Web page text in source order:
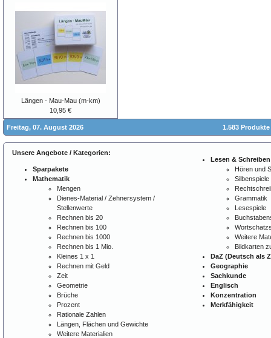
Längen - Mau-Mau (m-km)
10,95 €
Freitag, 07. August 2026 1.583
Unsere Angebote / Kategorien:
Sparpakete
Mathematik
Mengen
Dienes-Material / Zehnersystem /
Stellenwerte
Rechnen bis 20
Rechnen bis 100
Rechnen bis 1000
Rechnen bis 1 Mio.
Kleines 1 x 1
Rechnen mit Geld
Zeit
Geometrie
Brüche
Prozent
Rationale Zahlen
Längen, Flächen und Gewichte
Weitere Materialien
Lesen & Schreiben
Hören und
Silbenspiele
Grammatik
Lesespiele
Weitere
Bildkarten
DaZ (Deutsch als
Geographie
Sachkunde
Englisch
Konzentration
Merkfähigkeit